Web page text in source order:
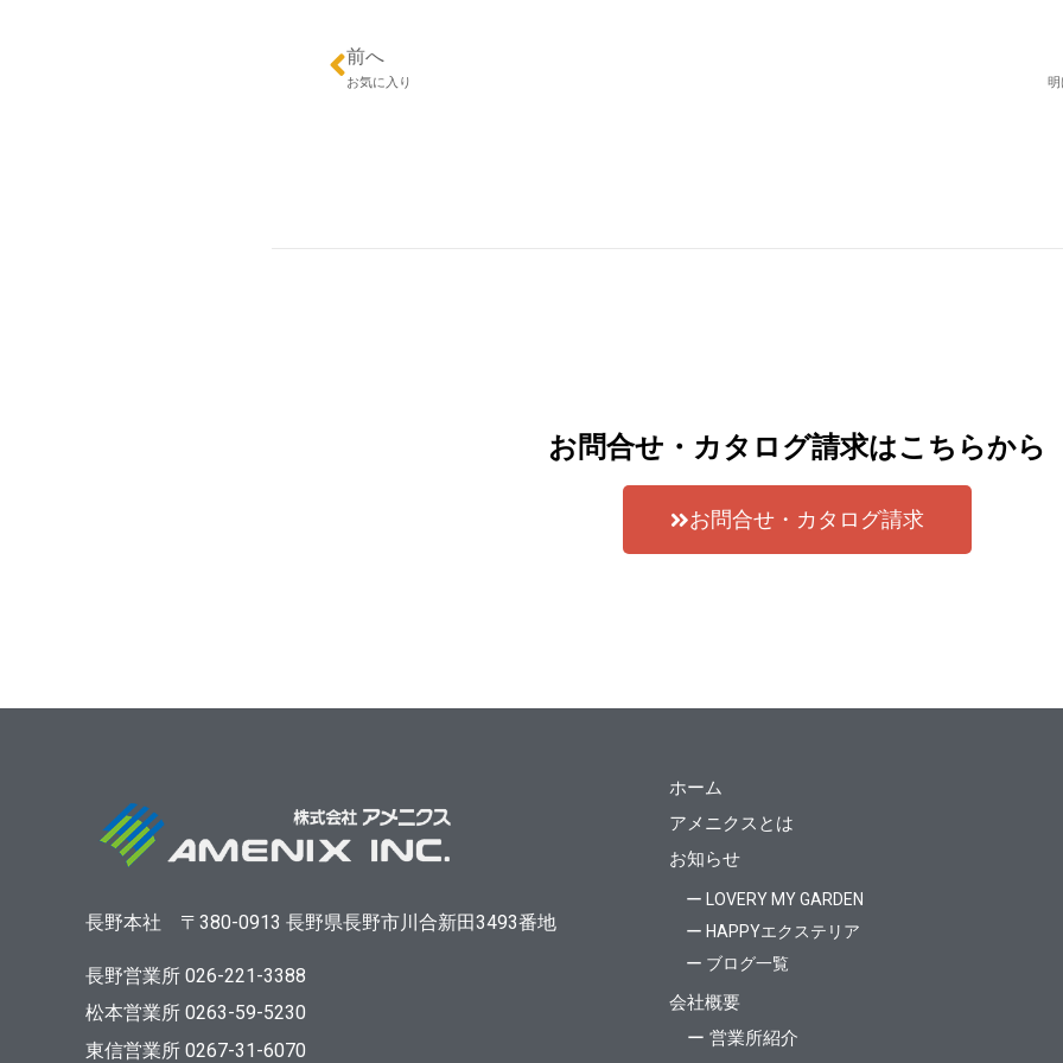
前へ
お気に入り 明
お問合せ・カタログ請求はこちらから
お問合せ・カタログ請求
長野本社 〒380-0913 長野県長野市川合新田3493番地
長野営業所 026-221-3388
松本営業所 0263-59-5230
東信営業所 0267-31-6070
ホーム
アメニクスとは
お知らせ
ー LOVERY MY GARDEN
ー HAPPYエクステリア
ー ブログ一覧
会社概要
ー 営業所紹介